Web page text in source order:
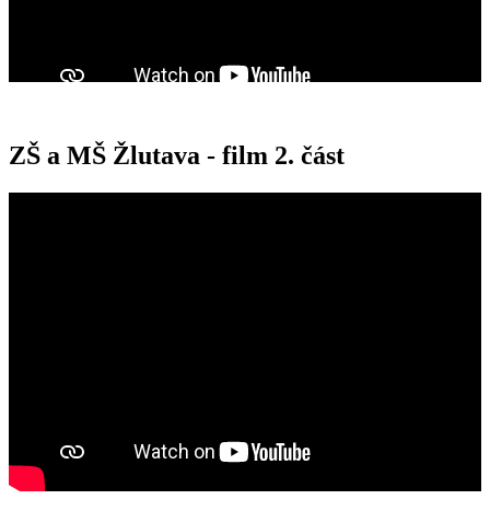
ZŠ a MŠ Žlutava - film 2. část